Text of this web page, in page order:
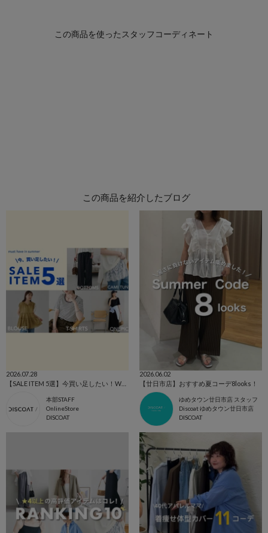
この商品を紹介したブログ
2026.07.28
本部STAFF
OnlineStore
DISCOAT
2026.06.02
【廿日市店】おすすめ夏コーデ8looks！
ゆめタウン廿日市店 スタッフ
Discoat ゆめタウン廿日市店
DISCOAT